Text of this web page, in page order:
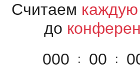
Считаем каждую
до
000
: 00 :